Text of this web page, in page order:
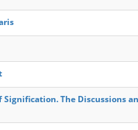
The Discussions